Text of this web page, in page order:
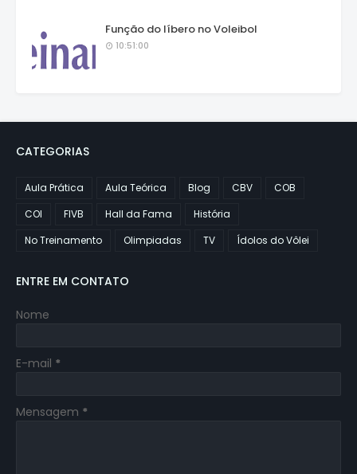
Função do líbero no Voleibol
10:51:00
CATEGORIAS
Aula Prática Aula Teórica Blog CBV
COB
COI
FIVB Hall da Fama
História
No Treinamento
Olimpiadas TV Ídolos do Vôlei
ENTRE EM CONTATO
Nome
E-mail *
Mensagem *